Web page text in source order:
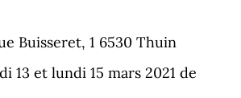
Buisseret, 1 6530 Thuin
13 et lundi 15 mars 2021 de